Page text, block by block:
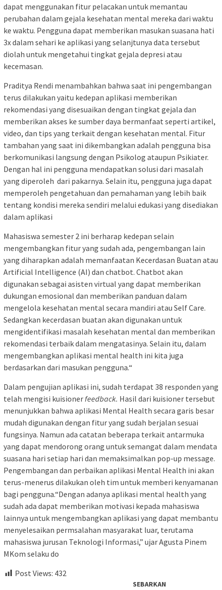
dapat menggunakan fitur pelacakan untuk memantau
perubahan dalam gejala kesehatan mental mereka dari waktu
ke waktu. Pengguna dapat memberikan masukan suasana hati
3x dalam sehari ke aplikasi yang selanjtunya data tersebut
diolah untuk mengetahui tingkat gejala depresi atau
kecemasan.
Praditya Rendi menambahkan bahwa saat ini pengembangan
terus dilakukan yaitu kedepan aplikasi memberikan
rekomendasi yang disesuaikan dengan tingkat gejala dan
memberikan akses ke sumber daya bermanfaat seperti artikel,
video, dan tips yang terkait dengan kesehatan mental. Fitur
tambahan yang saat ini dikembangkan adalah pengguna bisa
berkomunikasi langsung dengan Psikolog ataupun Psikiater.
Dengan hal ini pengguna mendapatkan solusi dari masalah
yang diperoleh dari pakarnya. Selain itu, pengguna juga dapat
memperoleh pengetahuan dan pemahaman yang lebih baik
tentang kondisi mereka sendiri melalui edukasi yang disediakan
dalam aplikasi
Mahasiswa semester 2 ini berharap kedepan selain
mengembangkan fitur yang sudah ada, pengembangan lain
yang diharapkan adalah memanfaatan Kecerdasan Buatan atau
Artificial Intelligence (AI) dan chatbot. Chatbot akan
digunakan sebagai asisten virtual yang dapat memberikan
dukungan emosional dan memberikan panduan dalam
mengelola kesehatan mental secara mandiri atau Self Care.
Sedangkan kecerdasan buatan akan digunakan untuk
mengidentifikasi masalah kesehatan mental dan memberikan
rekomendasi terbaik dalam mengatasinya. Selain itu, dalam
mengembangkan aplikasi mental health ini kita juga
berdasarkan dari masukan pengguna.“
Dalam pengujian aplikasi ini, sudah terdapat 38 responden yang
telah mengisi kuisioner feedback. Hasil dari kuisioner tersebut
menunjukkan bahwa aplikasi Mental Health secara garis besar
mudah digunakan dengan fitur yang sudah berjalan sesuai
fungsinya. Namun ada catatan beberapa terkait antarmuka
yang dapat mendorong orang untuk semangat dalam mendata
suasana hari setiap hari dan memaksimalkan pop-up message.
Pengembangan dan perbaikan aplikasi Mental Health ini akan
terus-menerus dilakukan oleh tim untuk memberi kenyamanan
bagi pengguna.“Dengan adanya aplikasi mental health yang
sudah ada dapat memberikan motivasi kepada mahasiswa
lainnya untuk mengembangkan aplikasi yang dapat membantu
menyelesaikan permsalahan masyarakat luar, terutama
mahasiswa jurusan Teknologi Informasi,” ujar Agusta Pinem
MKom selaku do
Post Views: 432
SEBARKAN